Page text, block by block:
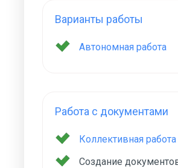
Варианты работы
Автономная работа
Работа с документами
Коллективная
Создание